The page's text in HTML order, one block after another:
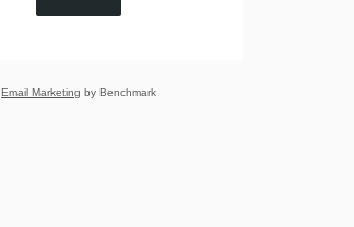
Email Marketing by Benchmark